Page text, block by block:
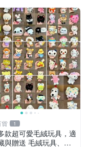
貨 1
款超可愛毛絨玩具，適
與贈送 毛絨玩具、抱